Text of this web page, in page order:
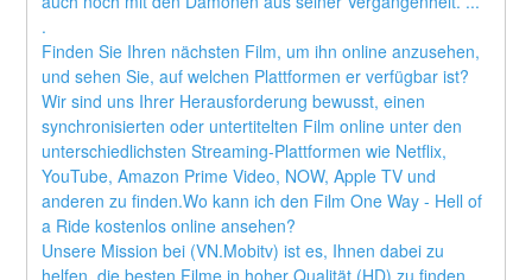
.
Finden Sie Ihren nächsten Film, um ihn online anzusehen,
und sehen Sie, auf welchen Plattformen er verfügbar ist?
Wir sind uns Ihrer Herausforderung bewusst, einen
synchronisierten oder untertitelten Film online unter den
unterschiedlichsten Streaming-Plattformen wie Netflix,
YouTube, Amazon Prime Video, NOW, Apple TV und
anderen zu finden.Wo kann ich den Film One Way - Hell of
a Ride kostenlos online ansehen?
Unsere Mission bei (VN.Mobitv) ist es, Ihnen dabei zu
helfen, die besten Filme in hoher Qualität (HD) zu finden,